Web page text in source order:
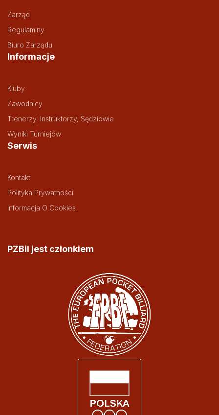
Zarząd
Regulaminy
Biuro Zarządu
Informacje
Kluby
Zawodnicy
Trenerzy, Instruktorzy, Sędziowie
Wyniki Turniejów
Serwis
Kontakt
Polityka Prywatności
Informacja O Cookies
PZBil jest członkiem